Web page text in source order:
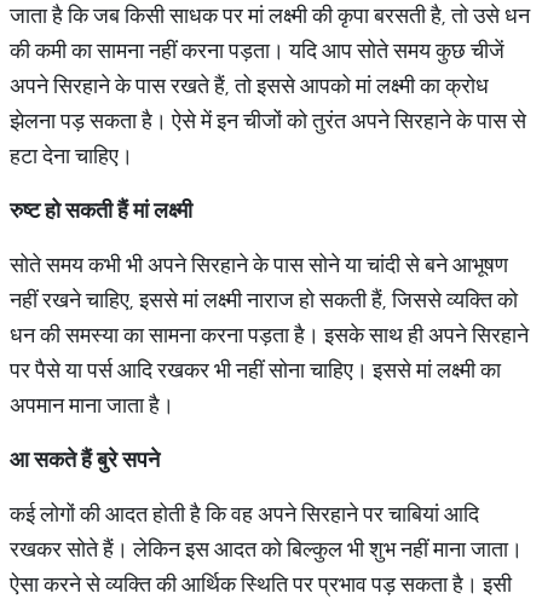
जाता है कि जब किसी साधक पर मां लक्ष्मी की कृपा बरसती है, तो उसे धन
की कमी का सामना नहीं करना पड़ता। यदि आप सोते समय कुछ चीजें
अपने सिरहाने के पास रखते हैं, तो इससे आपको मां लक्ष्मी का क्रोध
झेलना पड़ सकता है। ऐसे में इन चीजों को तुरंत अपने सिरहाने के पास से
हटा देना चाहिए।
रुष्ट हो सकती हैं मां लक्ष्मी
सोते समय कभी भी अपने सिरहाने के पास सोने या चांदी से बने आभूषण
नहीं रखने चाहिए, इससे मां लक्ष्मी नाराज हो सकती हैं, जिससे व्यक्ति को
धन की समस्या का सामना करना पड़ता है। इसके साथ ही अपने सिरहाने
पर पैसे या पर्स आदि रखकर भी नहीं सोना चाहिए। इससे मां लक्ष्मी का
अपमान माना जाता है।
आ सकते हैं बुरे सपने
कई लोगों की आदत होती है कि वह अपने सिरहाने पर चाबियां आदि
रखकर सोते हैं। लेकिन इस आदत को बिल्कुल भी शुभ नहीं माना जाता।
ऐसा करने से व्यक्ति की आर्थिक स्थिति पर प्रभाव पड़ सकता है। इसी